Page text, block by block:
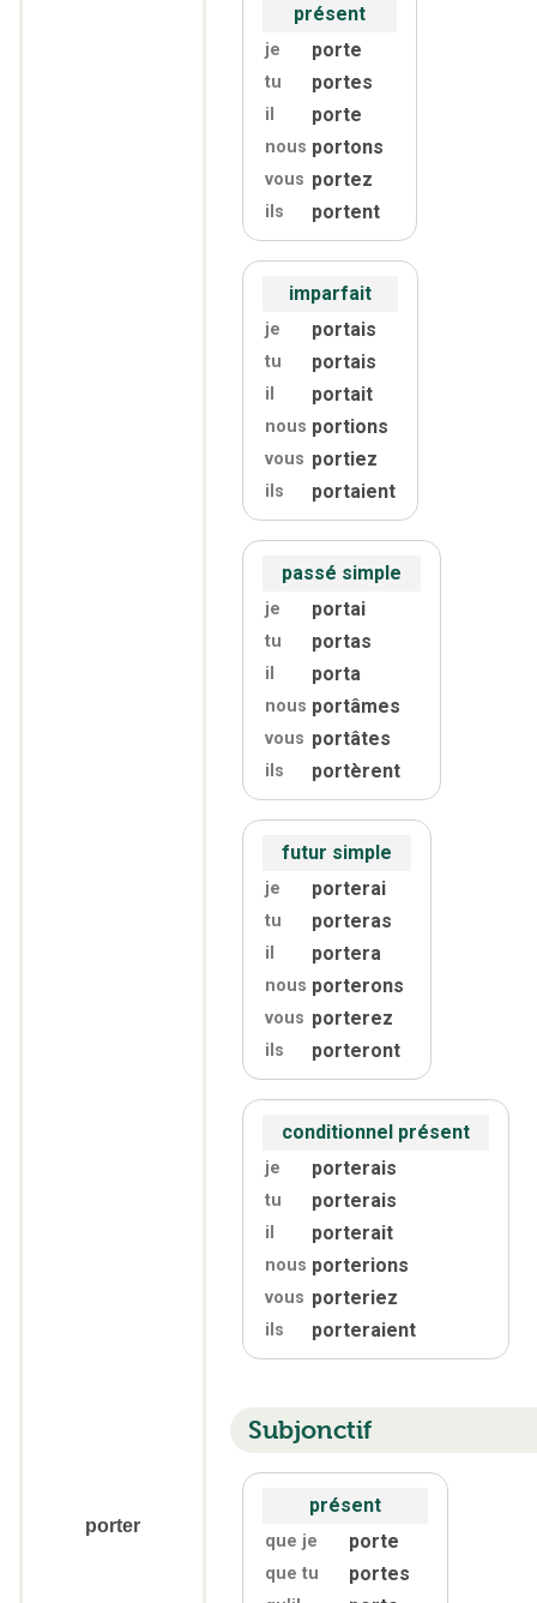
porter
présent
je porte
tu portes
il porte
nous portons
vous portez
ils portent
imparfait
je portais
tu portais
il portait
nous portions
vous portiez
ils portaient
passé simple
je portai
tu portas
il porta
nous portâmes
vous portâtes
ils portèrent
futur simple
je porterai
tu porteras
il portera
nous porterons
vous porterez
ils porteront
conditionnel présent
je porterais
tu porterais
il porterait
nous porterions
vous porteriez
ils porteraient
Subjonctif
présent
que je porte
que tu portes